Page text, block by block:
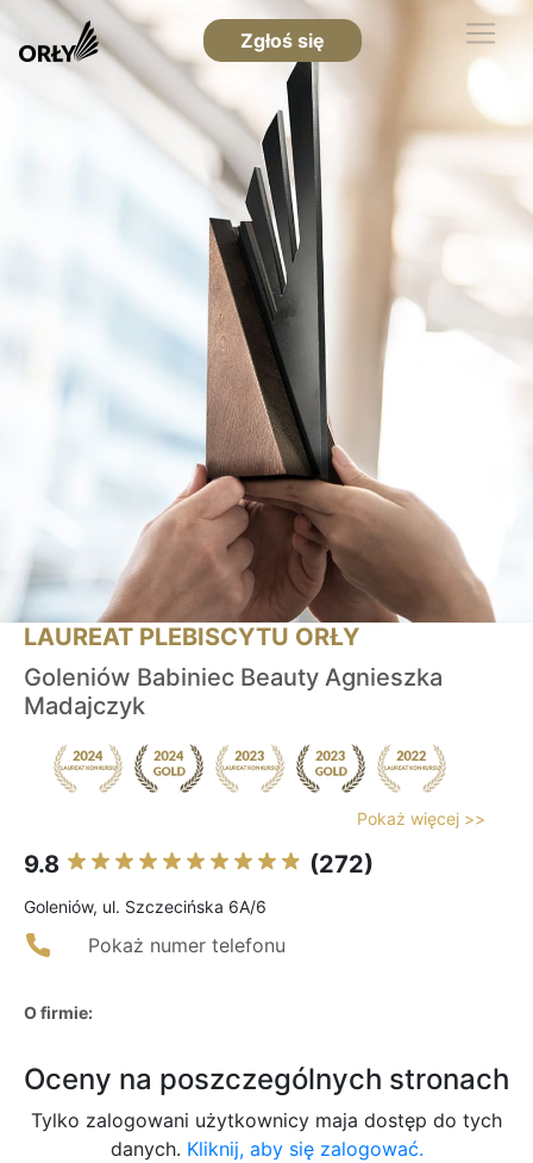
Zgłoś się
LAUREAT PLEBISCYTU ORŁY
Goleniów Babiniec Beauty Agnieszka
Madajczyk
Pokaż więcej >>
9.8 (272)
Goleniów, ul. Szczecińska 6A/6
Pokaż numer telefonu
O firmie:
Oceny na poszczególnych stronach
Tylko zalogowani użytkownicy maja dostęp do tych
danych. Kliknij, aby się zalogować.